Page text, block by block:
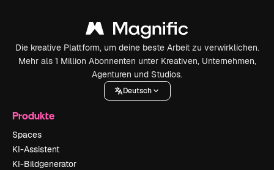
Die kreative Plattform, um deine beste Arbeit zu verwirklichen.
Mehr als 1 Million Abonnenten unter Kreativen, Unternehmen,
Agenturen und Studios.
Deutsch
Produkte
Spaces
KI-Assistent
KI-Bildgenerator